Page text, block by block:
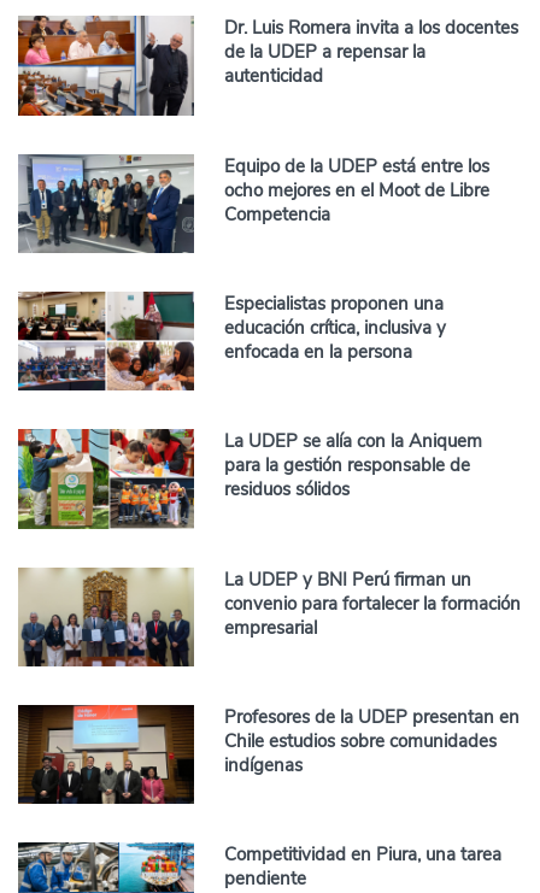
Dr. Luis Romera invita a los docentes
de la UDEP a repensar la
autenticidad
Equipo de la UDEP está entre los
ocho mejores en el Moot de Libre
Competencia
Especialistas proponen una
educación crítica, inclusiva y
enfocada en la persona
La UDEP se alía con la Aniquem
para la gestión responsable de
residuos sólidos
La UDEP y BNI Perú firman un
convenio para fortalecer la formación
empresarial
Profesores de la UDEP presentan en
Chile estudios sobre comunidades
indígenas
Competitividad en Piura, una tarea
pendiente